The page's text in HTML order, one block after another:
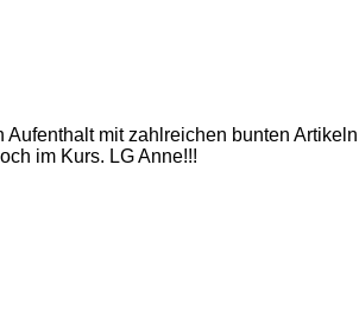
mit zahlreichen bunten
im Kurs. LG Anne!!!